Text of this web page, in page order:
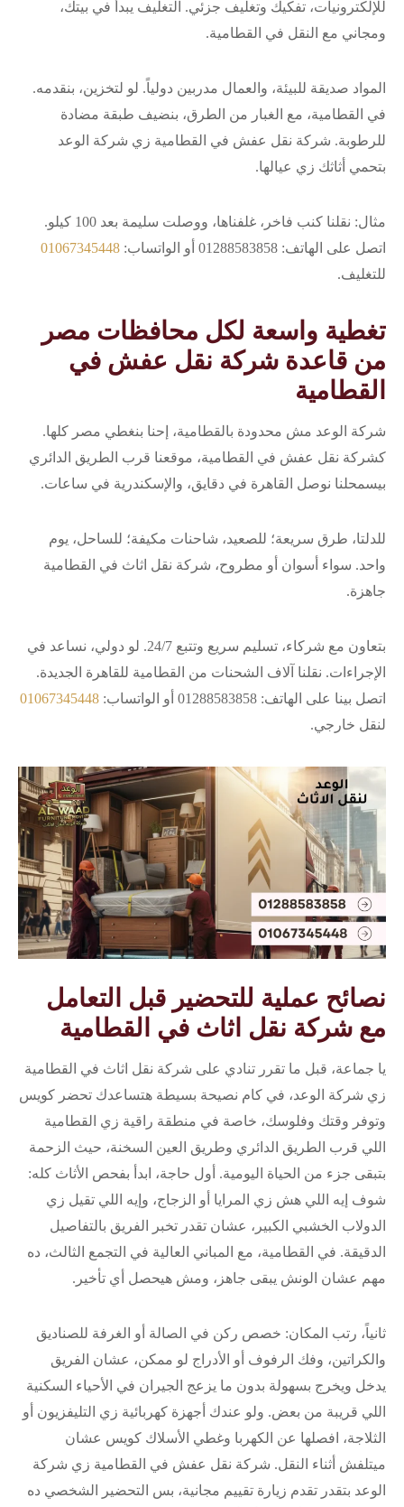
للإلكترونيات، تفكيك وتغليف جزئي. التغليف يبدأ في بيتك،
ومجاني مع النقل في القطامية.
المواد صديقة للبيئة، والعمال مدربين دولياً. لو لتخزين، بنقدمه.
في القطامية، مع الغبار من الطرق، بنضيف طبقة مضادة
للرطوبة. شركة نقل عفش في القطامية زي شركة الوعد
بتحمي أثاثك زي عيالها.
مثال: نقلنا كنب فاخر، غلفناها، ووصلت سليمة بعد 100 كيلو.
اتصل على الهاتف: 01288583858 أو الواتساب:
01067345448
للتغليف.
تغطية واسعة لكل محافظات مصر
من قاعدة شركة نقل عفش في
القطامية
شركة الوعد مش محدودة بالقطامية، إحنا بنغطي مصر كلها.
كشركة نقل عفش في القطامية، موقعنا قرب الطريق الدائري
بيسمحلنا نوصل القاهرة في دقايق، والإسكندرية في ساعات.
للدلتا، طرق سريعة؛ للصعيد، شاحنات مكيفة؛ للساحل، يوم
واحد. سواء أسوان أو مطروح، شركة نقل اثاث في القطامية
جاهزة.
بتعاون مع شركاء، تسليم سريع وتتبع 24/7. لو دولي، نساعد في
الإجراءات. نقلنا آلاف الشحنات من القطامية للقاهرة الجديدة.
اتصل بينا على الهاتف: 01288583858 أو الواتساب:
01067345448
لنقل خارجي.
نصائح عملية للتحضير قبل التعامل
مع شركة نقل اثاث في القطامية
يا جماعة، قبل ما تقرر تنادي على شركة نقل اثاث في القطامية
زي شركة الوعد، في كام نصيحة بسيطة هتساعدك تحضر كويس
وتوفر وقتك وفلوسك، خاصة في منطقة راقية زي القطامية
اللي قرب الطريق الدائري وطريق العين السخنة، حيث الزحمة
بتبقى جزء من الحياة اليومية. أول حاجة، ابدأ بفحص الأثاث كله:
شوف إيه اللي هش زي المرايا أو الزجاج، وإيه اللي تقيل زي
الدولاب الخشبي الكبير، عشان تقدر تخبر الفريق بالتفاصيل
الدقيقة. في القطامية، مع المباني العالية في التجمع الثالث، ده
مهم عشان الونش يبقى جاهز، ومش هيحصل أي تأخير.
ثانياً، رتب المكان: خصص ركن في الصالة أو الغرفة للصناديق
والكراتين، وفك الرفوف أو الأدراج لو ممكن، عشان الفريق
يدخل ويخرج بسهولة بدون ما يزعج الجيران في الأحياء السكنية
اللي قريبة من بعض. ولو عندك أجهزة كهربائية زي التليفزيون أو
الثلاجة، افصلها عن الكهربا وغطي الأسلاك كويس عشان
ميتلفش أثناء النقل. شركة نقل عفش في القطامية زي شركة
الوعد بتقدر تقدم زيارة تقييم مجانية، بس التحضير الشخصي ده